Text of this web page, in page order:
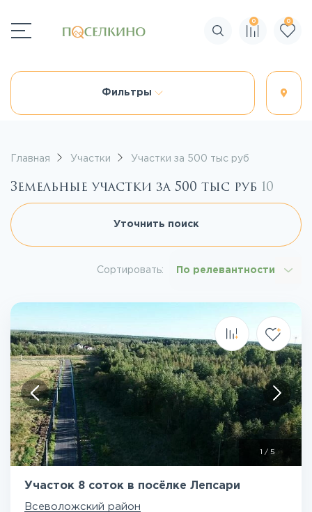
Поиск по сайту
0 0
Фильтры
Главная Участки Участки за 500 тыс руб
Земельные участки за 500 тыс руб 10
Уточнить поиск
Сортировать: По релевантности
/ 5
Участок 8 соток в посёлке Лепсари
Всеволожский район